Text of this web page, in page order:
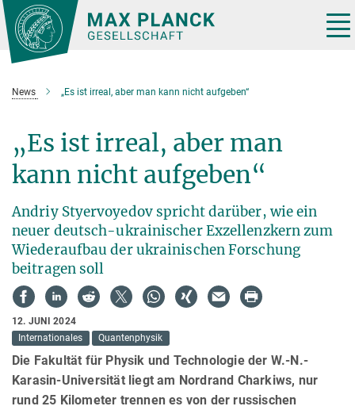
Hauptinhalt
News „Es ist irreal, aber man kann nicht aufgeben“
„Es ist irreal, aber man
kann nicht aufgeben“
Andriy Styervoyedov spricht darüber, wie ein
neuer deutsch-ukrainischer Exzellenzkern zum
Wiederaufbau der ukrainischen Forschung
beitragen soll
12. JUNI 2024
Internationales
Quantenphysik
Die Fakultät für Physik und Technologie der W.-N.-
Karasin-Universität liegt am Nordrand Charkiws, nur
rund 25 Kilometer trennen es von der russischen